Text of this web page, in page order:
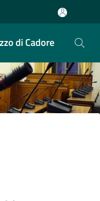
di Cadore